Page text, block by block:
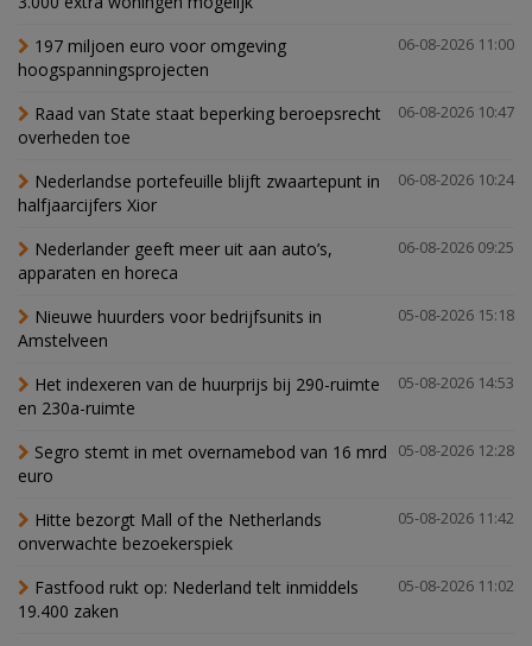
06-08-2026 11:00
197 miljoen euro voor omgeving
hoogspanningsprojecten
06-08-2026 10:47
Raad van State staat beperking beroepsrecht
overheden toe
06-08-2026 10:24
Nederlandse portefeuille blijft zwaartepunt in
halfjaarcijfers Xior
06-08-2026 09:25
Nederlander geeft meer uit aan auto’s,
apparaten en horeca
05-08-2026 15:18
Nieuwe huurders voor bedrijfsunits in
Amstelveen
05-08-2026 14:53
Het indexeren van de huurprijs bij 290-ruimte
en 230a-ruimte
05-08-2026 12:28
Segro stemt in met overnamebod van 16 mrd
euro
05-08-2026 11:42
Hitte bezorgt Mall of the Netherlands
onverwachte bezoekerspiek
05-08-2026 11:02
Fastfood rukt op: Nederland telt inmiddels
19.400 zaken